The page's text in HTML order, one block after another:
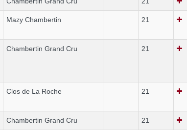
Mazy Chambertin 21
Chambertin Grand Cru 21
Clos de La Roche 21
Chambertin Grand Cru 21